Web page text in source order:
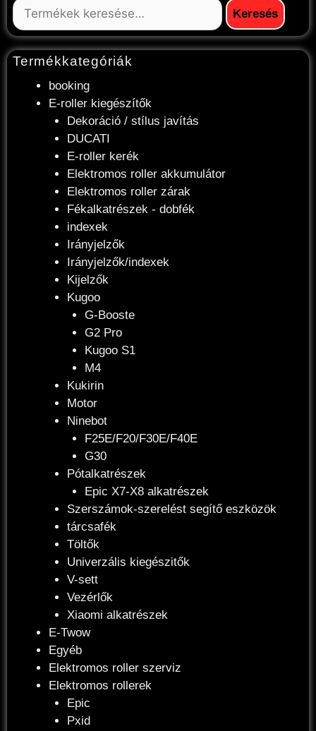
Keresés
Termékkategóriák
booking
E-roller kiegészítők
Dekoráció / stílus javítás
DUCATI
E-roller kerék
Elektromos roller akkumulátor
Elektromos roller zárak
Fékalkatrészek - dobfék
indexek
Irányjelzők
Irányjelzők/indexek
Kijelzők
Kugoo
G-Booste
G2 Pro
Kugoo S1
M4
Kukirin
Motor
Ninebot
F25E/F20/F30E/F40E
G30
Pótalkatrészek
Epic X7-X8 alkatrészek
Szerszámok-szerelést segítő eszközök
tárcsafék
Töltők
Univerzális kiegészitők
V-sett
Vezérlők
Xiaomi alkatrészek
E-Twow
Egyéb
Elektromos roller szerviz
Elektromos rollerek
Epic
Pxid